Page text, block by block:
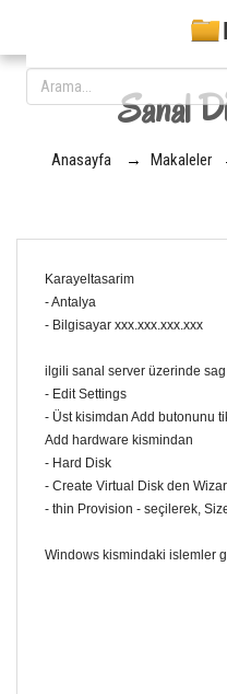
Sanal
Anasayfa → Makaleler
Karayeltasarim
- Antalya
- Bilgisayar xxx.xxx.xxx.xxx
ilgili sanal server üzerinde
- Edit Settings
- Üst kisimdan Add butonunu
Add hardware kismindan
- Hard Disk
- Create Virtual Disk den
- thin Provision - seçilerek,
Windows kismindaki islemler